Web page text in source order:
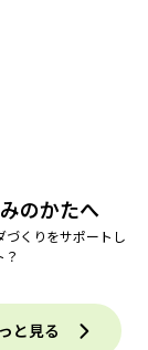
のかたへ
づくりをサポートし
と見る